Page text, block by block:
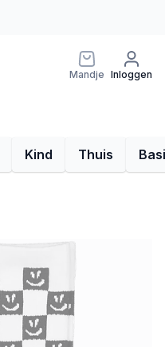
Mandje Inloggen
Kind Thuis